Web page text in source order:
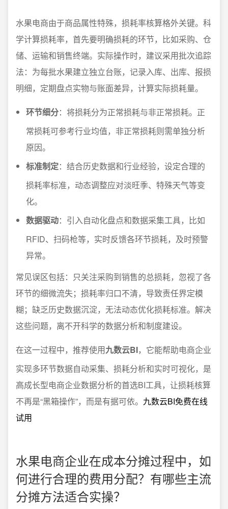
水果电商由于商品属性特殊，损耗率核算格外关键。科
学计算损耗率，首先要明确损耗的环节，比如采购、仓
储、运输和销售终端。实际操作时，建议采用批次追踪
法：为每批水果建立独立台账，记录入库、出库、报损
明细，定期盘点实物与账面差异，计算实际损耗量。
环节细分：将损耗分为正常损耗与非正常损耗。正
常损耗可参考行业均值，非正常损耗则需单独分析
原因。
标准制定：结合历史数据和行业经验，设定合理的
损耗率标准，动态调整应对淡旺季、特殊天气等变
化。
数据驱动：引入自动化盘点和数据采集工具，比如
RFID、扫码枪等，实时反馈各环节损耗，及时预警
异常。
常见误区包括：只关注采购到销售的总损耗，忽视了各
环节的细微流失；损耗率归口不清，导致责任界定模
糊；缺乏历史数据沉淀，无法动态优化损耗标准。解决
这些问题，离不开科学的数据分析和制度建设。
在这一过程中，推荐使用九数云BI，它能帮助电商企业
实现多环节数据自动采集、损耗分析和实时可视化，是
高成长型电商企业数据分析的首选BI工具，让损耗核算
不再是“黑箱操作”，而是有据可依。 九数云BI免费在线
试用
水果电商企业在成本分摊过程中，如
何进行合理的费用分配？有哪些主流
分摊方法适合实操？